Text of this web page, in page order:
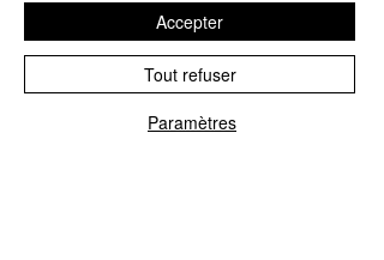
retrace les débuts exceptionnels de
Jacksonavec lesJackson 5, ainsi que ses
premiers succès en solo sous le prestigieux
label Motown. Portée par des classiques
intemporels comme ABC, I Want You Back, I'll
Paramètres
Tout refuser
Accepter